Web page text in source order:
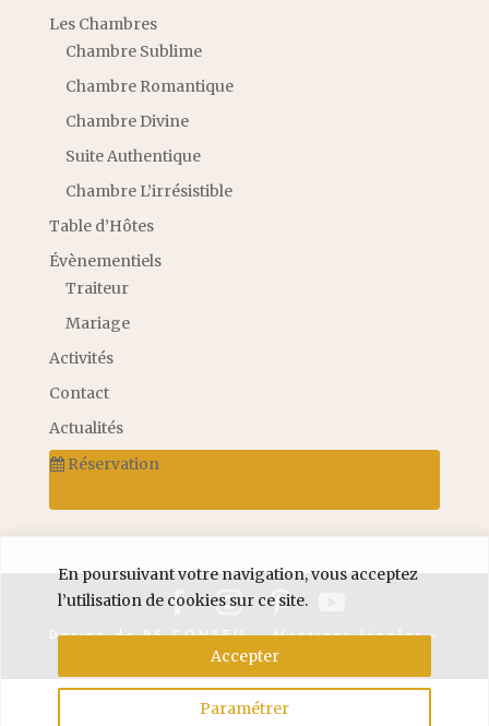
En poursuivant votre navigation, vous acceptez
l’utilisation de cookies sur ce site.
Paramétrer
Accepter
Les Chambres
Chambre Sublime
Chambre Romantique
Chambre Divine
Suite Authentique
Chambre L’irrésistible
Table d’Hôtes
Évènementiels
Traiteur
Mariage
Activités
Contact
Actualités
Réservation
Design deBS CONSEIL-Mentions légales-
Politique de confidentialité